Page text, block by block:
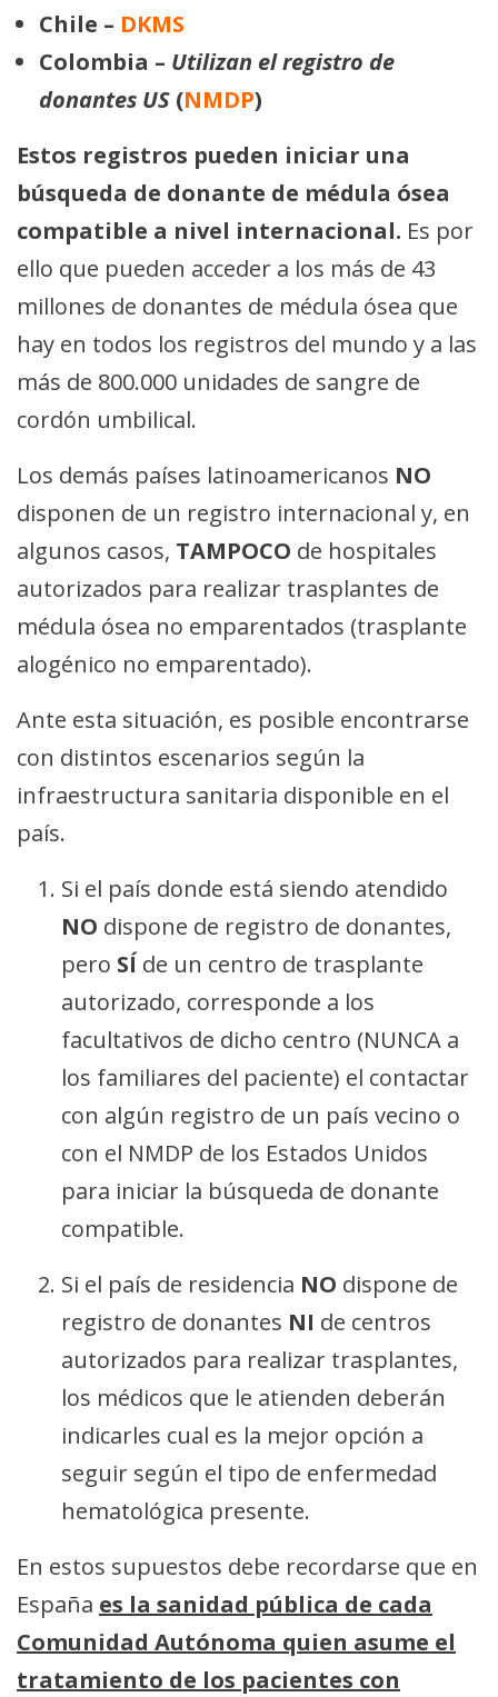
Chile – DKMS
Colombia – Utilizan el registro de
donantes US (NMDP)
Estos registros pueden iniciar una
búsqueda de donante de médula ósea
compatible a nivel internacional. Es por
ello que pueden acceder a los más de 43
millones de donantes de médula ósea que
hay en todos los registros del mundo y a las
más de 800.000 unidades de sangre de
cordón umbilical.
Los demás países latinoamericanos NO
disponen de un registro internacional y, en
algunos casos, TAMPOCO de hospitales
autorizados para realizar trasplantes de
médula ósea no emparentados (trasplante
alogénico no emparentado).
Ante esta situación, es posible encontrarse
con distintos escenarios según la
infraestructura sanitaria disponible en el
país.
Si el país donde está siendo atendido
NO dispone de registro de donantes,
pero SÍ de un centro de trasplante
autorizado, corresponde a los
facultativos de dicho centro (NUNCA a
los familiares del paciente) el contactar
con algún registro de un país vecino o
con el NMDP de los Estados Unidos
para iniciar la búsqueda de donante
compatible.
Si el país de residencia NO dispone de
registro de donantes NI de centros
autorizados para realizar trasplantes,
los médicos que le atienden deberán
indicarles cual es la mejor opción a
seguir según el tipo de enfermedad
hematológica presente.
En estos supuestos debe recordarse que en
España es la sanidad pública de cada
Comunidad Autónoma quien asume el
tratamiento de los pacientes con